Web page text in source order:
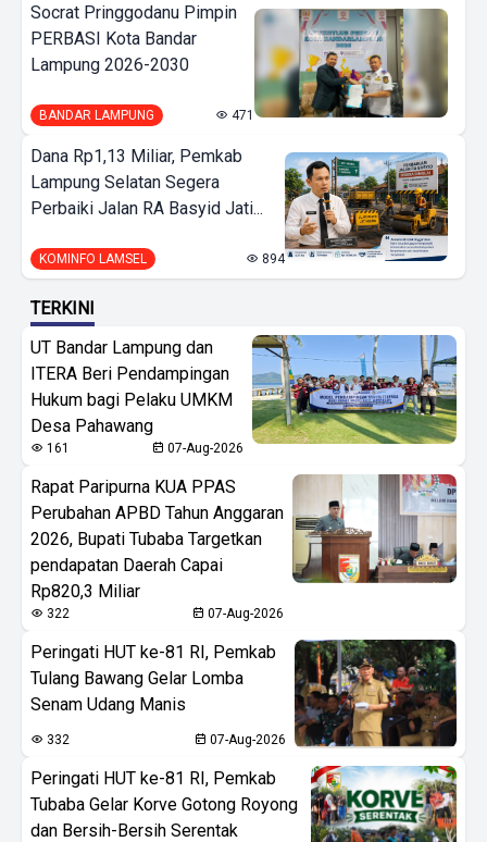
Socrat Pringgodanu Pimpin
PERBASI Kota Bandar
Lampung 2026-2030
BANDAR LAMPUNG 471
Dana Rp1,13 Miliar, Pemkab
Lampung Selatan Segera
Perbaiki Jalan RA Basyid Jati...
KOMINFO LAMSEL 894
TERKINI
UT Bandar Lampung dan
ITERA Beri Pendampingan
Hukum bagi Pelaku UMKM
Desa Pahawang
161 07-Aug-2026
Rapat Paripurna KUA PPAS
Perubahan APBD Tahun Anggaran
2026, Bupati Tubaba Targetkan
pendapatan Daerah Capai
Rp820,3 Miliar
322 07-Aug-2026
Peringati HUT ke-81 RI, Pemkab
Tulang Bawang Gelar Lomba
Senam Udang Manis
332 07-Aug-2026
Peringati HUT ke-81 RI, Pemkab
Tubaba Gelar Korve Gotong Royong
dan Bersih-Bersih Serentak